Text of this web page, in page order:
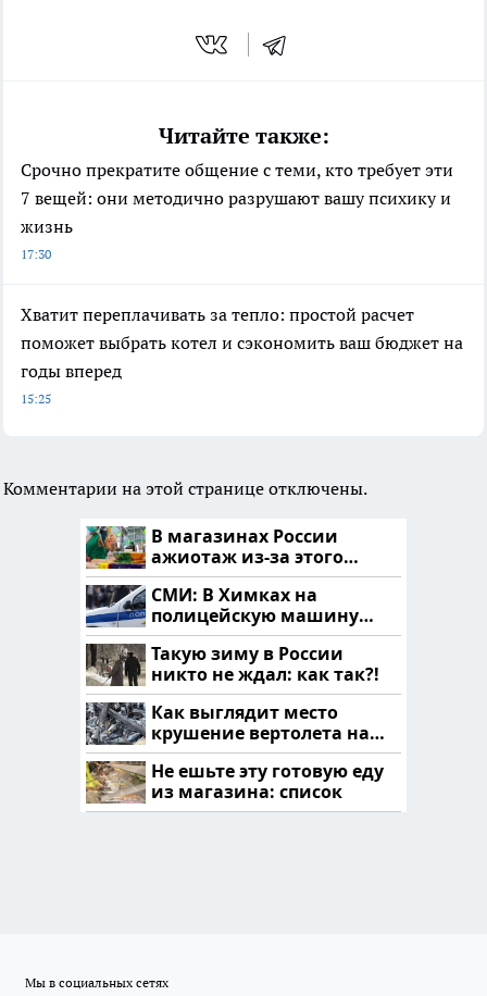
Читайте также:
Срочно прекратите общение с теми, кто требует эти
7 вещей: они методично разрушают вашу психику и
жизнь
17:30
Хватит переплачивать за тепло: простой расчет
поможет выбрать котел и сэкономить ваш бюджет на
годы вперед
15:25
Комментарии на этой странице отключены.
В магазинах России
ажиотаж из-за этого
продукта: что купить?
СМИ: В Химках на
полицейскую машину
напали и подожгли.
Такую зиму в России
никто не ждал: как так?!
Как выглядит место
крушение вертолета на
Кавказе: смотреть
Не ешьте эту готовую еду
из магазина: список
Мы в социальных сетях